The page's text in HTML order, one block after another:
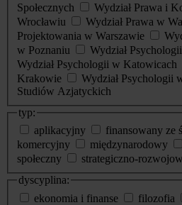
Społecznych
Wydział Prawa i
Wrocławiu
Wydział Prawa w
Projektowania w Warszawie
w Poznaniu
Wydział
Wydział Psychologii w Katowicach
Krakowie
Wydział Psychologii
Studiów Azjatyckich
typ:
aplikacyjny
finansowany ze
komercyjny
międzynarodowy
społeczny
strategiczno-
dyscyplina:
ekonomia i finanse
filozofia